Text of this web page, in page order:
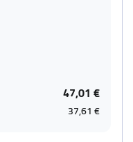
47,01 €
37,61 €